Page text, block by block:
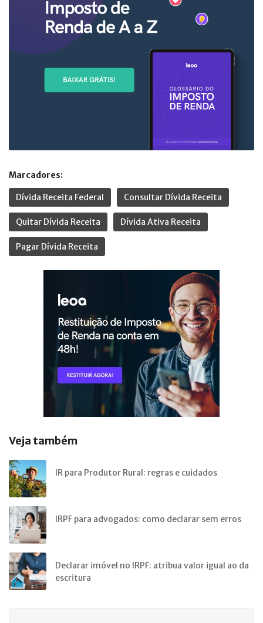
Marcadores:
Dívida Receita Federal Consultar Dívida Receita
Quitar Dívida Receita Dívida Ativa Receita
Pagar Dívida Receita
Veja também
IR para Produtor Rural: regras e cuidados
IRPF para advogados: como declarar sem erros
Declarar imóvel no IRPF: atribua valor igual ao da
escritura